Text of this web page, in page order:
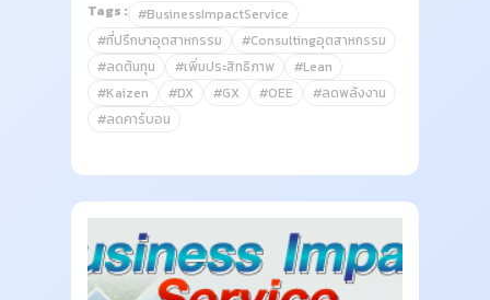
Tags : #BusinessImpactService
#ที่ปรึกษาอุตสาหกรรม
#Consultingอุตสาหกรรม
#ลดต้นทุน
#เพิ่มประสิทธิภาพ
#Lean
#Kaizen
#DX #GX #OEE
#ลดพลังงาน
#ลดคาร์บอน